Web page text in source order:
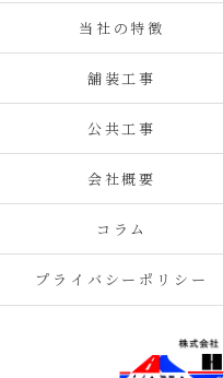
当社の特徴
舗装工事
公共工事
会社概要
コラム
プライバシーポリシー